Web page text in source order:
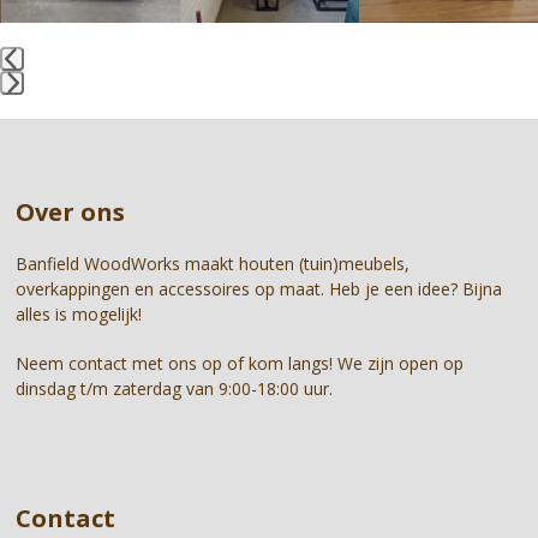
keys
first
slide
Over ons
Banfield WoodWorks maakt houten (tuin)meubels,
overkappingen en accessoires op maat. Heb je een idee? Bijna
alles is mogelijk!
Neem contact met ons op of kom langs! We zijn open op
dinsdag t/m zaterdag van 9:00-18:00 uur.
Contact